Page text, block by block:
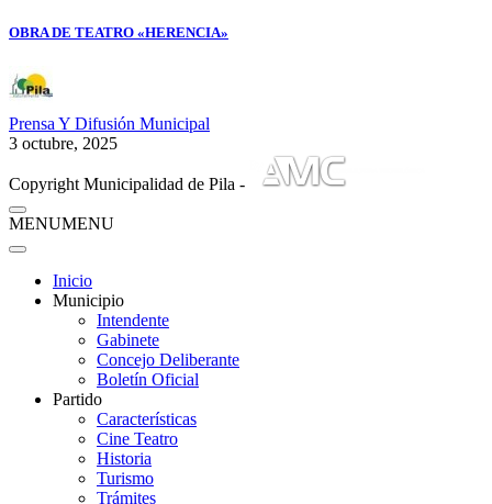
OBRA DE TEATRO «HERENCIA»
Prensa Y Difusión Municipal
3 octubre, 2025
Copyright Municipalidad de Pila -
MENUMENU
Inicio
Municipio
Intendente
Gabinete
Concejo Deliberante
Boletín Oficial
Partido
Características
Cine Teatro
Historia
Turismo
Trámites